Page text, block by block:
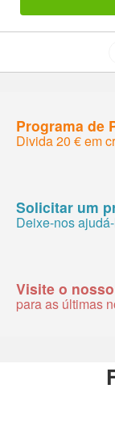
Programa de
Divida 20 € em
Solicitar um
Deixe-nos
Visite o
para as últimas